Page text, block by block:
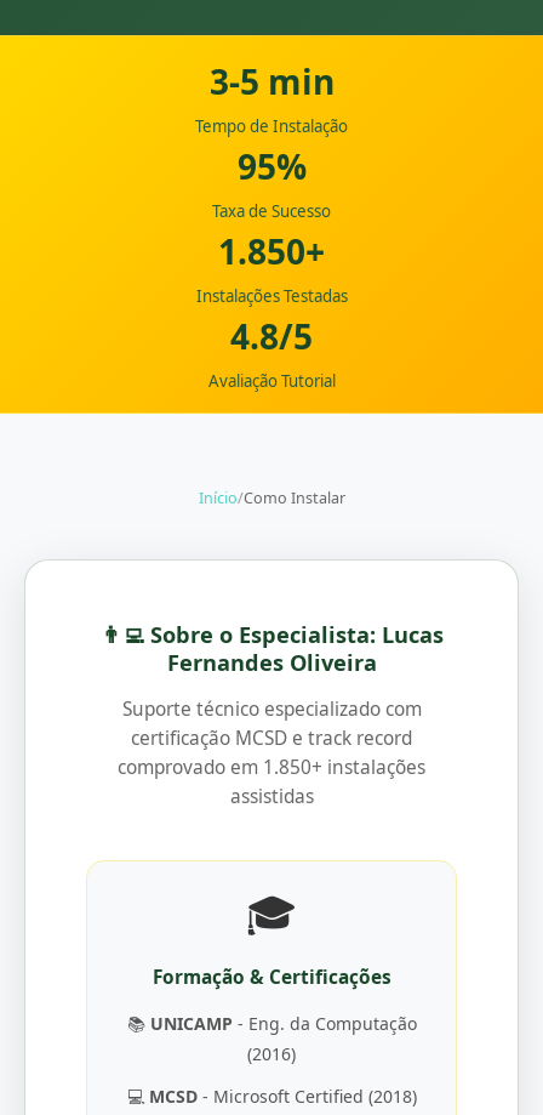
3-5 min
Tempo de Instalação
95%
Taxa de Sucesso
1.850+
Instalações Testadas
4.8/5
Avaliação Tutorial
Início/Como Instalar
👨‍💻 Sobre o Especialista: Lucas
Fernandes Oliveira
Suporte técnico especializado com
certificação MCSD e track record
comprovado em 1.850+ instalações
assistidas
🎓
Formação & Certificações
📚 UNICAMP - Eng. da Computação
(2016)
💻 MCSD- Microsoft Certified (2018)